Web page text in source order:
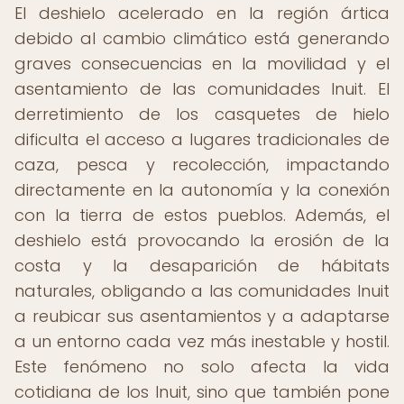
El deshielo acelerado en la región ártica
debido al cambio climático está generando
graves consecuencias en la movilidad y el
asentamiento de las comunidades Inuit. El
derretimiento de los casquetes de hielo
dificulta el acceso a lugares tradicionales de
caza, pesca y recolección, impactando
directamente en la autonomía y la conexión
con la tierra de estos pueblos. Además, el
deshielo está provocando la erosión de la
costa y la desaparición de hábitats
naturales, obligando a las comunidades Inuit
a reubicar sus asentamientos y a adaptarse
a un entorno cada vez más inestable y hostil.
Este fenómeno no solo afecta la vida
cotidiana de los Inuit, sino que también pone